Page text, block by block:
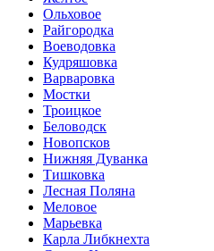
Ольховое
Райгородка
Воеводовка
Кудряшовка
Варваровка
Мостки
Троицкое
Беловодск
Новопсков
Нижняя Дуванка
Тишковка
Лесная Поляна
Меловое
Марьевка
Карла Либкнехта